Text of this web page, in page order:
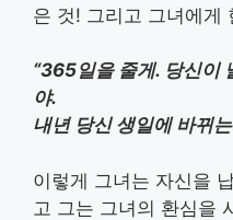
은 것! 그리고 그녀에게
“365일을 줄게. 당신이
야.
내년 당신 생일에 바뀌
이렇게 그녀는 자신을
고 그는 그녀의 환심을